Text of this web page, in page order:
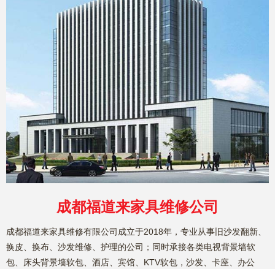
成都福道来家具维修公司
成都福道来家具维修有限公司成立于2018年，专业从事旧沙发翻新、
换皮、换布、沙发维修、护理的公司；同时承接各类电视背景墙软
包、床头背景墙软包、酒店、宾馆、KTV软包，沙发、卡座、办公